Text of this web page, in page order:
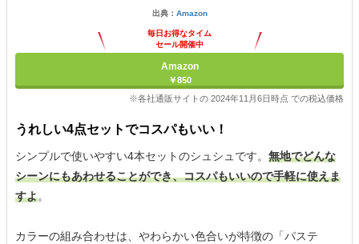
出典： Amazon
毎日お得なタイム
セール開催中
Amazon
￥850
※各社通販サイトの 2024年11月6日時点 での税込価格
うれしい4点セットでコスパもいい！
シンプルで使いやすい4本セットのシュシュです。 無地でどんな
シーンにもあわせることができ、コスパもいいので手軽に使えま
すよ。
カラーの組み合わせは、やわらかい色合いが特徴の「パステ